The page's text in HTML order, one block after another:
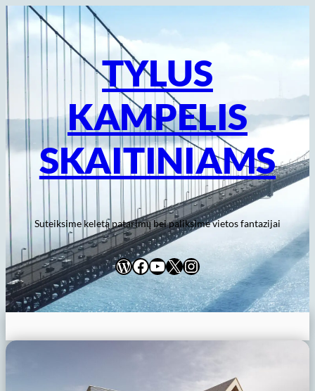
Eiti
turinio
TYLUS
KAMPELIS
SKAITINIAMS
Suteiksime keletą patarimų bei paliksime vietos fantazijai
WordPress
Facebook
YouTube
X Instagram